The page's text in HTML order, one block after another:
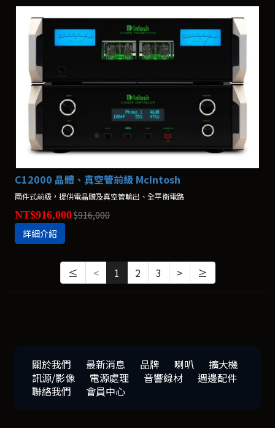
C12000 晶體、真空管前級 McIntosh
兩件式前級，提供電晶體及真空管輸出、全平衡電路
NT$916,000$916,000
詳細介紹
≤ < 1 2 3 > ≥
關於我們 最新消息 品牌 喇叭
擴大機
訊源/影像
電源處理 音響線材
週邊配件
聯絡我們
會員中心